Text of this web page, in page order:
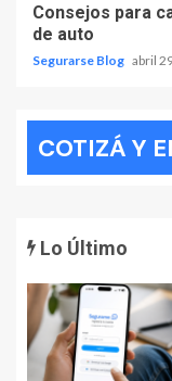
Consejos para
de auto
Segurarse Blog abril
COTIZÁ Y
Lo Último